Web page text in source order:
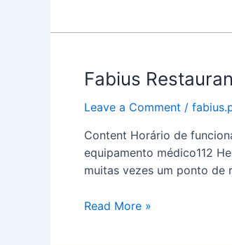
Fabius
Leave a Comment /
Content Horário de
equipamento médico112
muitas vezes um ponto de
Fabius
&
Sernancelhe
Read More »